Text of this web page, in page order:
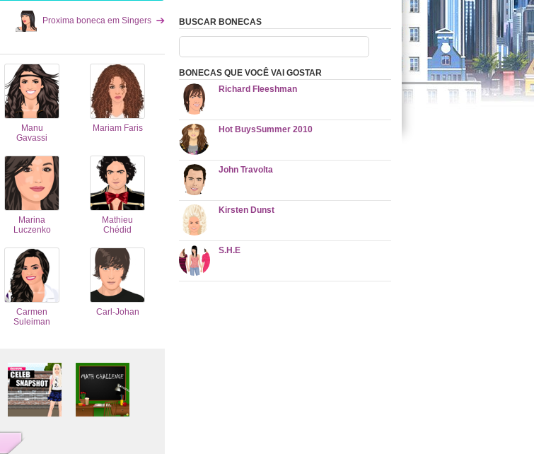
Proxima boneca em Singers
Manu
Gavassi
Mariam Faris
Marina
Luczenko
Mathieu
Chédid
Carmen
Suleiman
Carl-Johan
BUSCAR BONECAS
BONECAS QUE VOCÊ VAI GOSTAR
Richard Fleeshman
Hot BuysSummer 2010
John Travolta
Kirsten Dunst
S.H.E